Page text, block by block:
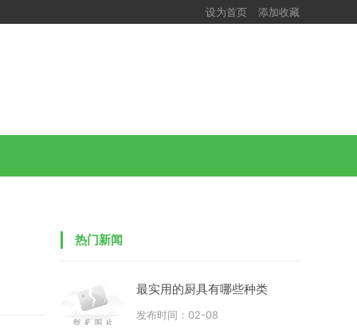
设为首页 添加收藏
热门新闻
最实用的厨具有哪些种类
发布时间：02-08